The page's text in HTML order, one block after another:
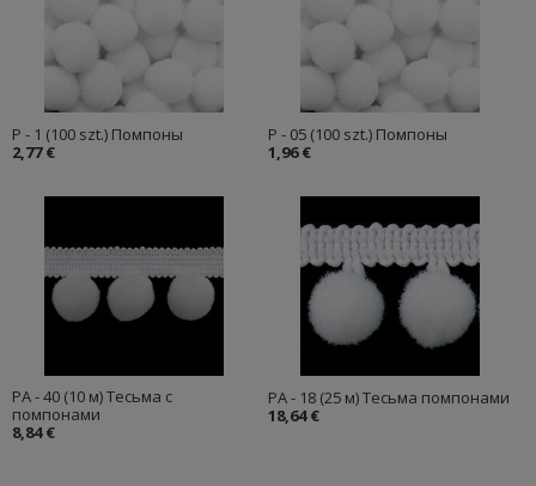
P - 1 (100 szt.) Помпоны
2,77 €
P - 05 (100 szt.) Помпоны
1,96 €
PA - 40 (10 м) Тесьма с
помпонами
8,84 €
PA - 18 (25 м) Тесьма помпонами
18,64 €